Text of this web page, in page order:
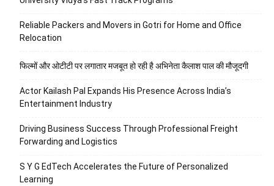
Reliable Packers and Movers in Gotri for Home and Office
Relocation
फिल्मों और ओटीटी पर लगातार मजबूत हो रही है अभिनेता कैलाश पाल की मौजूदगी
Actor Kailash Pal Expands His Presence Across India’s
Entertainment Industry
Driving Business Success Through Professional Freight
Forwarding and Logistics
S Y G EdTech Accelerates the Future of Personalized
Learning